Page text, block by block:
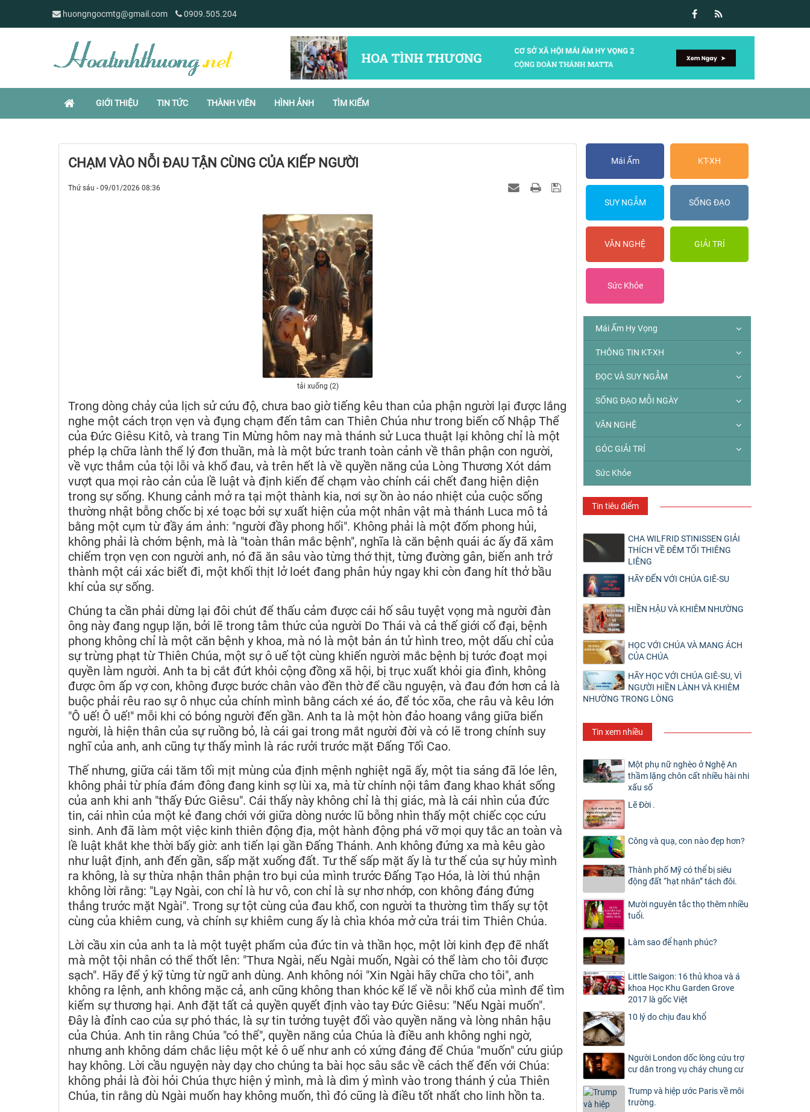
huongngocmtg@gmail.com 0909.505.204
GIỚI THIỆU TIN TỨC THÀNH VIÊN HÌNH ẢNH TÌM KIẾM
CHẠM VÀO NỖI ĐAU TẬN CÙNG CỦA KIẾP NGƯỜI
Thứ sáu - 09/01/2026 08:36
tải xuống (2)
Trong dòng chảy của lịch sử cứu độ, chưa bao giờ tiếng kêu than của phận người lại được lắng
nghe một cách trọn vẹn và đụng chạm đến tâm can Thiên Chúa như trong biến cố Nhập Thể
của Đức Giêsu Kitô, và trang Tin Mừng hôm nay mà thánh sử Luca thuật lại không chỉ là một
phép lạ chữa lành thể lý đơn thuần, mà là một bức tranh toàn cảnh về thân phận con người,
về vực thẳm của tội lỗi và khổ đau, và trên hết là về quyền năng của Lòng Thương Xót dám
vượt qua mọi rào cản của lề luật và định kiến để chạm vào chính cái chết đang hiện diện
trong sự sống. Khung cảnh mở ra tại một thành kia, nơi sự ồn ào náo nhiệt của cuộc sống
thường nhật bỗng chốc bị xé toạc bởi sự xuất hiện của một nhân vật mà thánh Luca mô tả
bằng một cụm từ đầy ám ảnh: "người đầy phong hổi". Không phải là một đốm phong hủi,
không phải là chớm bệnh, mà là "toàn thân mắc bệnh", nghĩa là căn bệnh quái ác ấy đã xâm
chiếm trọn vẹn con người anh, nó đã ăn sâu vào từng thớ thịt, từng đường gân, biến anh trở
thành một cái xác biết đi, một khối thịt lở loét đang phân hủy ngay khi còn đang hít thở bầu
khí của sự sống.
Chúng ta cần phải dừng lại đôi chút để thấu cảm được cái hố sâu tuyệt vọng mà người đàn
ông này đang ngụp lặn, bởi lẽ trong tâm thức của người Do Thái và cả thế giới cổ đại, bệnh
phong không chỉ là một căn bệnh y khoa, mà nó là một bản án tử hình treo, một dấu chỉ của
sự trừng phạt từ Thiên Chúa, một sự ô uế tột cùng khiến người mắc bệnh bị tước đoạt mọi
quyền làm người. Anh ta bị cắt đứt khỏi cộng đồng xã hội, bị trục xuất khỏi gia đình, không
được ôm ấp vợ con, không được bước chân vào đền thờ để cầu nguyện, và đau đớn hơn cả là
buộc phải rêu rao sự ô nhục của chính mình bằng cách xé áo, để tóc xõa, che râu và kêu lớn
"Ô uế! Ô uế!" mỗi khi có bóng người đến gần. Anh ta là một hòn đảo hoang vắng giữa biển
người, là hiện thân của sự ruồng bỏ, là cái gai trong mắt người đời và có lẽ trong chính suy
nghĩ của anh, anh cũng tự thấy mình là rác rưởi trước mặt Đấng Tối Cao.
Thế nhưng, giữa cái tăm tối mịt mùng của định mệnh nghiệt ngã ấy, một tia sáng đã lóe lên,
không phải từ phía đám đông đang kinh sợ lùi xa, mà từ chính nội tâm đang khao khát sống
của anh khi anh "thấy Đức Giêsu". Cái thấy này không chỉ là thị giác, mà là cái nhìn của đức
tin, cái nhìn của một kẻ đang chới với giữa dòng nước lũ bỗng nhìn thấy một chiếc cọc cứu
sinh. Anh đã làm một việc kinh thiên động địa, một hành động phá vỡ mọi quy tắc an toàn và
lề luật khắt khe thời bấy giờ: anh tiến lại gần Đấng Thánh. Anh không đứng xa mà kêu gào
như luật định, anh đến gần, sấp mặt xuống đất. Tư thế sấp mặt ấy là tư thế của sự hủy mình
ra không, là sự thừa nhận thân phận tro bụi của mình trước Đấng Tạo Hóa, là lời thú nhận
không lời rằng: "Lạy Ngài, con chỉ là hư vô, con chỉ là sự nhơ nhớp, con không đáng đứng
thẳng trước mặt Ngài". Trong sự tột cùng của đau khổ, con người ta thường tìm thấy sự tột
cùng của khiêm cung, và chính sự khiêm cung ấy là chìa khóa mở cửa trái tim Thiên Chúa.
Lời cầu xin của anh ta là một tuyệt phẩm của đức tin và thần học, một lời kinh đẹp đẽ nhất
mà một tội nhân có thể thốt lên: "Thưa Ngài, nếu Ngài muốn, Ngài có thể làm cho tôi được
sạch". Hãy để ý kỹ từng từ ngữ anh dùng. Anh không nói "Xin Ngài hãy chữa cho tôi", anh
không ra lệnh, anh không mặc cả, anh cũng không than khóc kể lể về nỗi khổ của mình để tìm
kiếm sự thương hại. Anh đặt tất cả quyền quyết định vào tay Đức Giêsu: "Nếu Ngài muốn".
Đây là đỉnh cao của sự phó thác, là sự tin tưởng tuyệt đối vào quyền năng và lòng nhân hậu
của Chúa. Anh tin rằng Chúa "có thể", quyền năng của Chúa là điều anh không nghi ngờ,
nhưng anh không dám chắc liệu một kẻ ô uế như anh có xứng đáng để Chúa "muốn" cứu giúp
hay không. Lời cầu nguyện này dạy cho chúng ta bài học sâu sắc về cách thế đến với Chúa:
không phải là đòi hỏi Chúa thực hiện ý mình, mà là dìm ý mình vào trong thánh ý của Thiên
Chúa, tin rằng dù Ngài muốn hay không muốn, thì đó cũng là điều tốt nhất cho linh hồn ta.
Mái Ấm KT-XH
SUY NGẪM SỐNG ĐẠO
VĂN NGHỆ GIẢI TRÍ
Sức Khỏe
Mái Ấm Hy Vọng
THÔNG TIN KT-XH
ĐỌC VÀ SUY NGẪM
SỐNG ĐẠO MỖI NGÀY
VĂN NGHỆ
GÓC GIẢI TRÍ
Sức Khỏe
Tin tiêu điểm
CHA WILFRID STINISSEN GIẢI
THÍCH VỀ ĐÊM TỐI THIÊNG
LIÊNG
HÃY ĐẾN VỚI CHÚA GIÊ-SU
HIỀN HẬU VÀ KHIÊM NHƯỜNG
HỌC VỚI CHÚA VÀ MANG ÁCH
CỦA CHÚA
HÃY HỌC VỚI CHÚA GIÊ-SU, VÌ
NGƯỜI HIỀN LÀNH VÀ KHIÊM
NHƯỜNG TRONG LÒNG
Tin xem nhiều
Một phụ nữ nghèo ở Nghệ An
thầm lặng chôn cất nhiều hài nhi
xấu số
Lẽ Đời .
Công và quạ, con nào đẹp hơn?
Thành phố Mỹ có thể bị siêu
động đất “hạt nhân” tách đôi.
Mười nguyên tắc thọ thêm nhiều
tuổi.
Làm sao để hạnh phúc?
Little Saigon: 16 thủ khoa và á
khoa Học Khu Garden Grove
2017 là gốc Việt
10 lý do chịu đau khổ
Người London dốc lòng cứu trợ
cư dân trong vụ cháy chung cư
Trump và hiệp ước Paris về môi
trường.